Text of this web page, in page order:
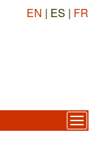
EN | ES | FR